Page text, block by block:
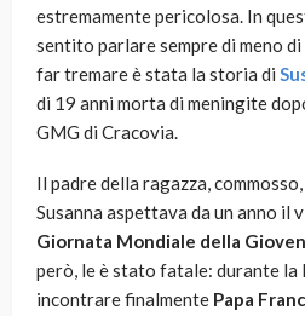
estremamente pericolosa. In
sentito parlare sempre di meno
far tremare è stata la storia di
di 19 anni morta di meningite
GMG di Cracovia.
Il padre della ragazza,
Susanna aspettava da un anno il
Giornata Mondiale della
però, le è stato fatale: durante la
incontrare finalmente Papa